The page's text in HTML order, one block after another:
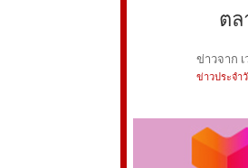
ตล
ข่าวจาก
ข่าวประจำ